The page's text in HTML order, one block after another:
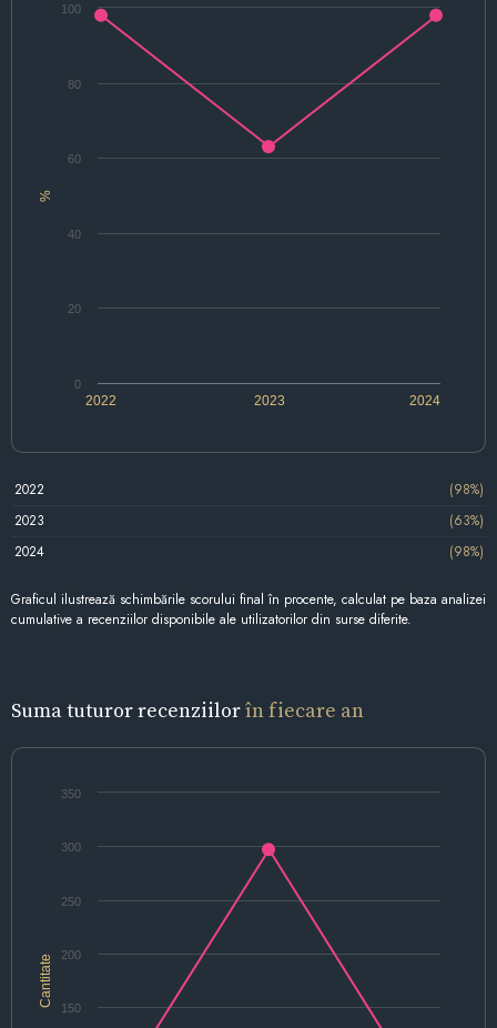
%
2022 2023 2024
0
20
40
60
80
100
2022
(98%)
2023
(63%)
2024
(98%)
Graficul ilustrează schimbările scorului final în procente, calculat pe baza analizei
cumulative a recenziilor disponibile ale utilizatorilor din surse diferite.
Suma tuturor recenziilorîn fiecare an
Cantitate
150
200
250
300
350